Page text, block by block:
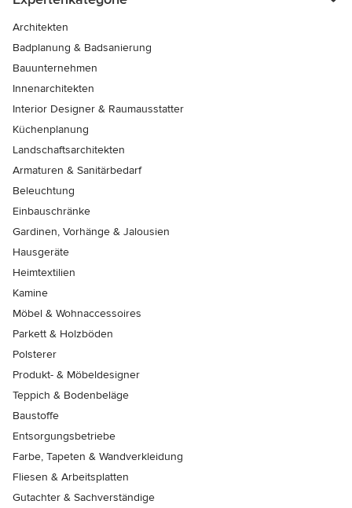
Architekten
Badplanung & Badsanierung
Bauunternehmen
Innenarchitekten
Interior Designer & Raumausstatter
Küchenplanung
Landschaftsarchitekten
Armaturen & Sanitärbedarf
Beleuchtung
Einbauschränke
Gardinen, Vorhänge & Jalousien
Hausgeräte
Heimtextilien
Kamine
Möbel & Wohnaccessoires
Parkett & Holzböden
Polsterer
Produkt- & Möbeldesigner
Teppich & Bodenbeläge
Baustoffe
Entsorgungsbetriebe
Farbe, Tapeten & Wandverkleidung
Fliesen & Arbeitsplatten
Gutachter & Sachverständige